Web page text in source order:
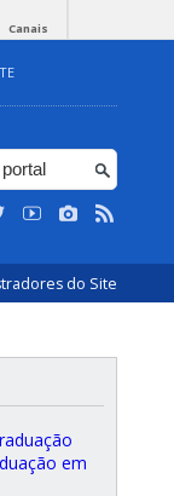
Canais
do Site
em